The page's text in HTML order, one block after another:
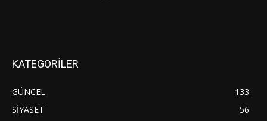
KATEGORİLER
GÜNCEL
133
SİYASET
56